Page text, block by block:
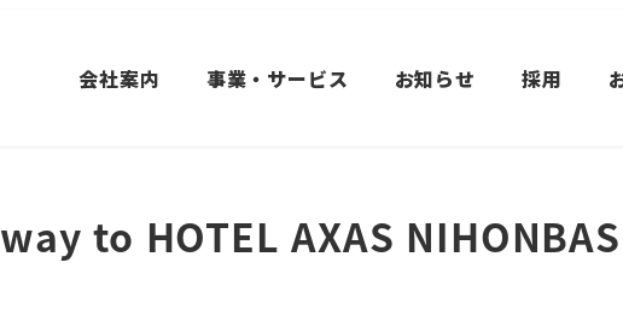
会社案内 事業・サービス お知らせ 採用
to HOTEL AXAS